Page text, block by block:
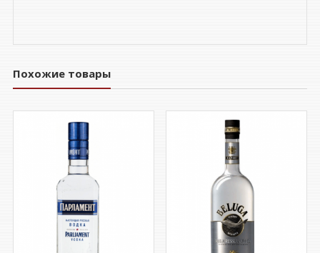
Похожие товары